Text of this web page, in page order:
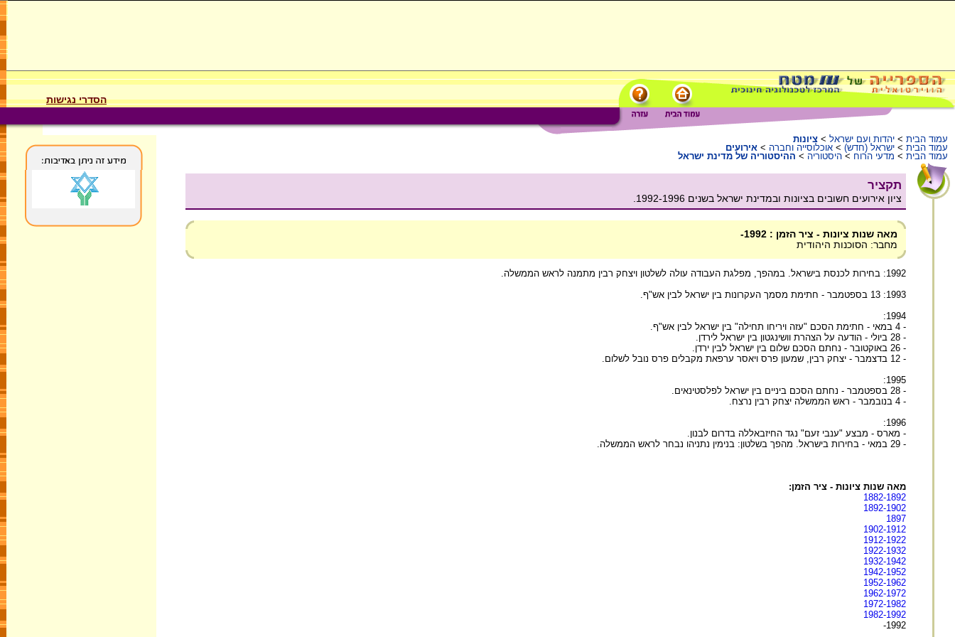
הסדרי נגישות
עמוד הבית > יהדות ועם ישראל > ציונות
עמוד הבית > ישראל (חדש) > אוכלוסייה וחברה > אירועים
עמוד הבית > מדעי הרוח > היסטוריה > ההיסטוריה של מדינת ישראל
תקציר
ציון אירועים חשובים בציונות ובמדינת ישראל בשנים 1992-1996.
מאה שנות ציונות - ציר הזמן : 1992-
מחבר: הסוכנות היהודית
1992: בחירות לכנסת בישראל. במהפך, מפלגת העבודה עולה לשלטון ויצחק רבין מתמנה לראש הממשלה.
1993: 13 בספטמבר - חתימת מסמך העקרונות בין ישראל לבין אש"ף.
1994:
- 4 במאי - חתימת הסכם "עזה ויריחו תחילה" בין ישראל לבין אש"ף.
- 28 ביולי - הודעה על הצהרת וושינגטון בין ישראל לירדן.
- 26 באוקטובר - נחתם הסכם שלום בין ישראל לבין ירדן.
- 12 בדצמבר - יצחק רבין, שמעון פרס ויאסר ערפאת מקבלים פרס נובל לשלום.
1995:
- 28 בספטמבר - נחתם הסכם ביניים בין ישראל לפלסטינאים.
- 4 בנובמבר - ראש הממשלה יצחק רבין נרצח.
1996:
- מארס - מבצע "ענבי זעם" נגד החיזבאללה בדרום לבנון.
- 29 במאי - בחירות בישראל. מהפך בשלטון: בנימין נתניהו נבחר לראש הממשלה.
מאה שנות ציונות - ציר הזמן:
1882-1892
1892-1902
1897
1902-1912
1912-1922
1922-1932
1932-1942
1942-1952
1952-1962
1962-1972
1972-1982
1982-1992
1992-